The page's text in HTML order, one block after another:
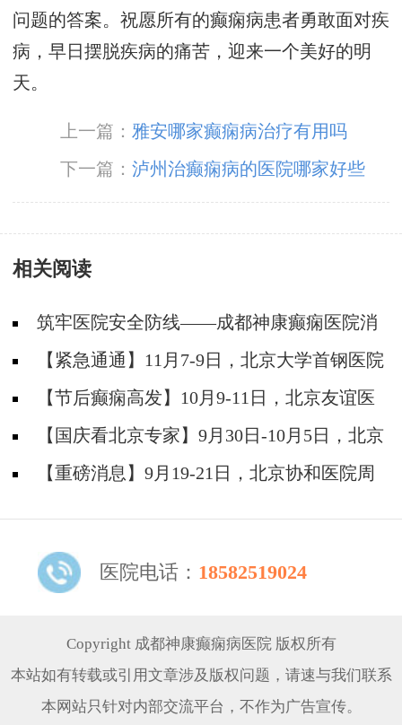
问题的答案。祝愿所有的癫痫病患者勇敢面对疾
病，早日摆脱疾病的痛苦，迎来一个美好的明
天。
上一篇： 雅安哪家癫痫病治疗有用吗
下一篇：泸州治癫痫病的医院哪家好些
相关阅读
筑牢医院安全防线——成都神康癫痫医院消
防安全培训纪实
【紧急通通】11月7-9日，北京大学首钢医院
神经内科胡颖教授亲临成都会诊，破解癫痫疑难
【节后癫痫高发】10月9-11日，北京友谊医
院陈葵博士免费会诊+治疗援助，破解癫痫难
题！
【国庆看北京专家】9月30日-10月5日，北京
天坛&首钢医院两大专家蓉城亲诊+癫痫大额救
【重磅消息】9月19-21日，北京协和医院周
线！
医院电话： 18582519024
Copyright 成都神康癫痫病医院 版权所有
本站如有转载或引用文章涉及版权问题，请速与我们联系
本网站只针对内部交流平台，不作为广告宣传。